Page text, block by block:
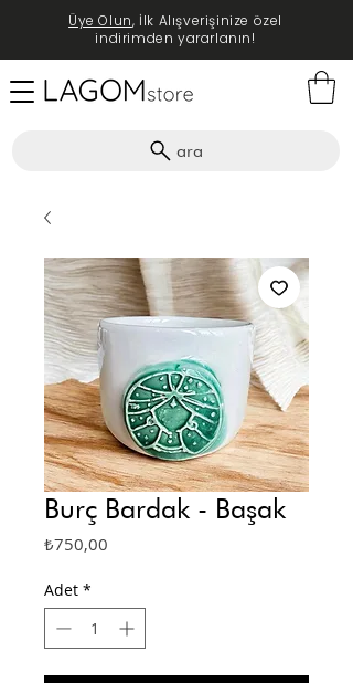
ara
Üye Olun, İlk Alışverişinize özel
indirimden yararlanın!
Burç Bardak - Başak
₺750,00
Adet *